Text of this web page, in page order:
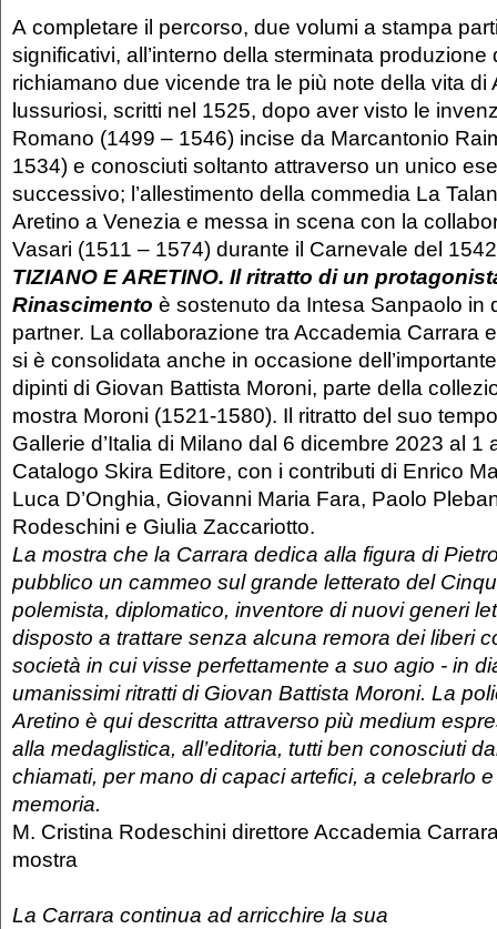
A completare il percorso, due volumi a stampa
significativi, all’interno della sterminata produzione
richiamano due vicende tra le più note della vita di
lussuriosi, scritti nel 1525, dopo aver visto le
Romano (1499 – 1546) incise da Marcantonio
1534) e conosciuti soltanto attraverso un unico
successivo; l’allestimento della commedia La
Aretino a Venezia e messa in scena con la
Vasari (1511 – 1574) durante il Carnevale del
TIZIANO E ARETINO. Il ritratto di un
Rinascimento è sostenuto da Intesa Sanpaolo in
partner. La collaborazione tra Accademia Carrara
si è consolidata anche in occasione
dipinti di Giovan Battista Moroni, parte della
mostra Moroni (1521-1580). Il ritratto del suo
Gallerie d’Italia di Milano dal 6 dicembre 2023 al 1
Catalogo Skira Editore, con i contributi di Enrico
Luca D’Onghia, Giovanni Maria Fara, Paolo
Rodeschini e Giulia Zaccariotto.
La mostra che la Carrara dedica alla figura di
pubblico un cammeo sul grande letterato del
polemista, diplomatico, inventore di nuovi generi
disposto a trattare senza alcuna remora dei liberi
società in cui visse perfettamente a suo agio - in
umanissimi ritratti di Giovan Battista Moroni. La
Aretino è qui descritta attraverso più medium
alla medaglistica, all’editoria, tutti ben conosciuti
chiamati, per mano di capaci artefici, a celebrarlo
memoria.
M. Cristina Rodeschini direttore Accademia
mostra
La Carrara continua ad arricchire la sua